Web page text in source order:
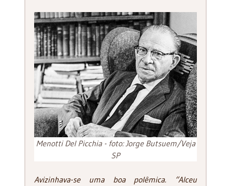
Menotti Del Picchia - foto: Jorge Butsuem/Veja
SP
Avizinhava-se uma boa polêmica. “Alceu